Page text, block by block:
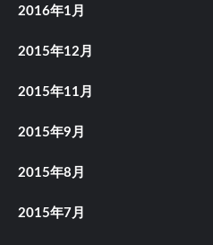
2016年1月
2015年12月
2015年11月
2015年9月
2015年8月
2015年7月